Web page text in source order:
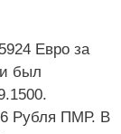
Евро за
был
Рубля ПМР. В